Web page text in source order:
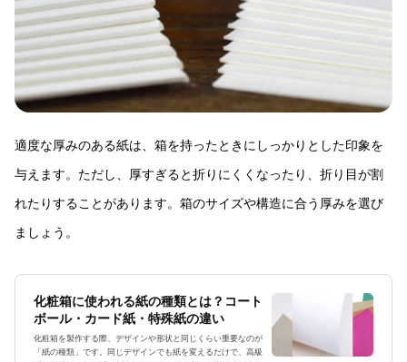
適度な厚みのある紙は、箱を持ったときにしっかりとした印象を
与えます。ただし、厚すぎると折りにくくなったり、折り目が割
れたりすることがあります。箱のサイズや構造に合う厚みを選び
ましょう。
化粧箱に使われる紙の種類とは？コート
ボール・カード紙・特殊紙の違い
化粧箱を製作する際、デザインや形状と同じくらい重要なのが
「紙の種類」です。同じデザインでも紙を変えるだけで、高級